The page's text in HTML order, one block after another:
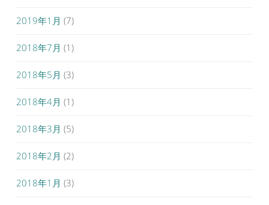
2019年1月 (7)
2018年7月 (1)
2018年5月 (3)
2018年4月 (1)
2018年3月 (5)
2018年2月 (2)
2018年1月 (3)